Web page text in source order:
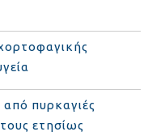
πυρκαγιές
ετησίως